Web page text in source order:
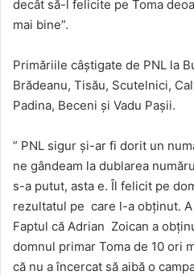
decât să-l felicite pe Toma
mai bine”.
Primăriile câștigate de PNL la
Brădeanu, Tisău, Scutelnici,
Padina, Beceni și Vadu Pașii.
” PNL sigur și-ar fi dorit un
ne gândeam la dublarea
s-a putut, asta e. Îl felicit pe
rezultatul pe care l-a obținut.
Faptul că Adrian Zoican a
domnul primar Toma de 10 ori
că nu a încercat să aibă o